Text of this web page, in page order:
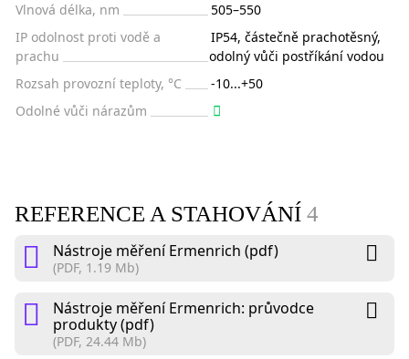
Vlnová délka, nm
505–550
IP odolnost proti vodě a
prachu
IP54, částečně prachotěsný,
odolný vůči postříkání vodou
Rozsah provozní teploty, °C
-10...+50
Odolné vůči nárazům
REFERENCE A STAHOVÁNÍ 4
Nástroje měření Ermenrich (pdf)
(PDF, 1.19 Mb)
Nástroje měření Ermenrich: průvodce
produkty (pdf)
(PDF, 24.44 Mb)